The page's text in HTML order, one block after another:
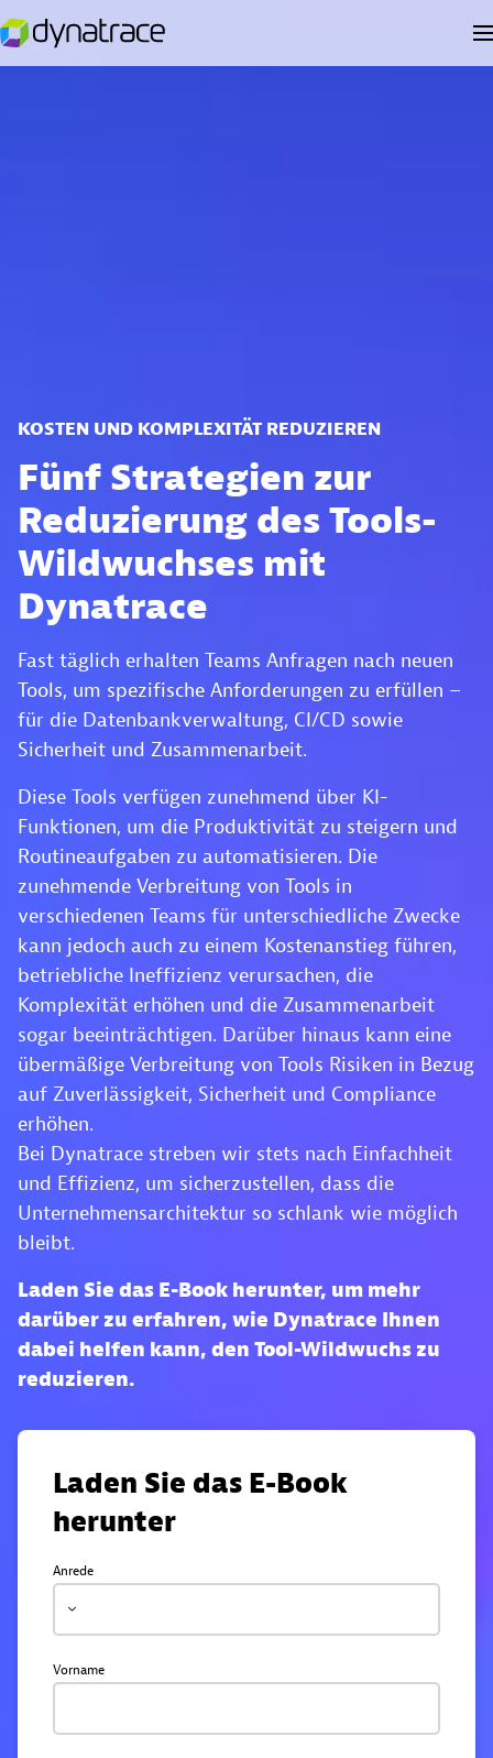
KOSTEN UND KOMPLEXITÄT REDUZIEREN
Fünf Strategien zur
Reduzierung des Tools-
Wildwuchses mit
Dynatrace
Fast täglich erhalten Teams Anfragen nach neuen
Tools, um spezifische Anforderungen zu erfüllen –
für die Datenbankverwaltung, CI/CD sowie
Sicherheit und Zusammenarbeit.
Diese Tools verfügen zunehmend über KI-
Funktionen, um die Produktivität zu steigern und
Routineaufgaben zu automatisieren. Die
zunehmende Verbreitung von Tools in
verschiedenen Teams für unterschiedliche Zwecke
kann jedoch auch zu einem Kostenanstieg führen,
betriebliche Ineffizienz verursachen, die
Komplexität erhöhen und die Zusammenarbeit
sogar beeinträchtigen. Darüber hinaus kann eine
übermäßige Verbreitung von Tools Risiken in Bezug
auf Zuverlässigkeit, Sicherheit und Compliance
erhöhen.
Bei Dynatrace streben wir stets nach Einfachheit
und Effizienz, um sicherzustellen, dass die
Unternehmensarchitektur so schlank wie möglich
bleibt.
Laden Sie das E-Book herunter, um mehr
darüber zu erfahren, wie Dynatrace Ihnen
dabei helfen kann, den Tool-Wildwuchs zu
reduzieren.
Laden Sie das E-Book
herunter
Anrede
Vorname